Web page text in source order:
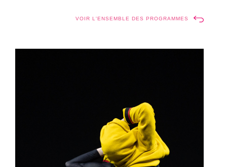
VOIR L'ENSEMBLE DES PROGRAMMES